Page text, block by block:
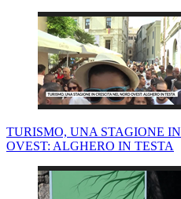
TURISMO, UNA STAGIONE
OVEST: ALGHERO IN TESTA